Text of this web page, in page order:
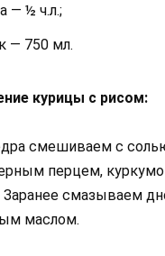
— ½ ч.л.;
— 750 мл.
курицы с рисом:
смешиваем с
перцем,
смазываем
маслом.